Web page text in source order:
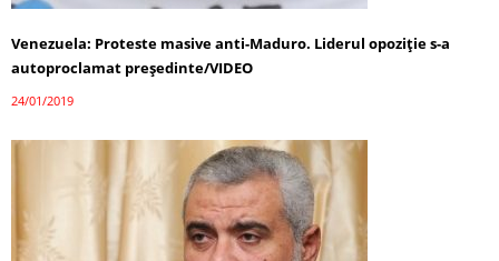
Venezuela: Proteste masive anti-Maduro. Liderul opoziție s-a
autoproclamat președinte/VIDEO
24/01/2019